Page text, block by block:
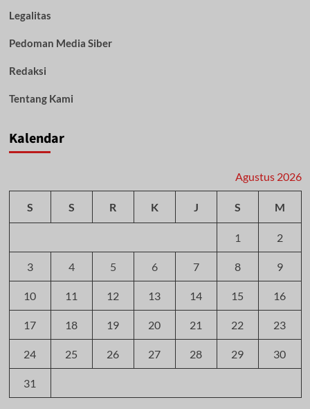
Legalitas
Pedoman Media Siber
Redaksi
Tentang Kami
Kalendar
Agustus 2026
S S R K J S M
1 2
3 4 5 6 7 8 9
10 11 12 13 14 15 16
17 18 19 20 21 22 23
24 25 26 27 28 29 30
31